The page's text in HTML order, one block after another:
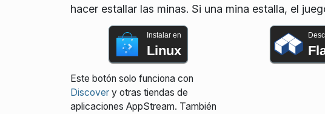
hacer estallar las minas. Si una mina estalla, el
Instalar en
Linux
Este botón solo funciona con
Discovery otras tiendas de
aplicaciones AppStream. También